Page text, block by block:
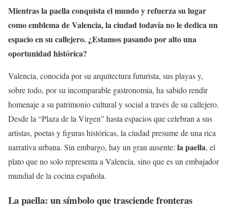
Mientras la paella conquista el mundo y refuerza su lugar
como emblema de Valencia, la ciudad todavía no le dedica un
espacio en su callejero. ¿Estamos pasando por alto una
oportunidad histórica?
Valencia, conocida por su arquitectura futurista, sus playas y,
sobre todo, por su incomparable gastronomía, ha sabido rendir
homenaje a su patrimonio cultural y social a través de su callejero.
Desde la “Plaza de la Virgen” hasta espacios que celebran a sus
artistas, poetas y figuras históricas, la ciudad presume de una rica
narrativa urbana. Sin embargo, hay un gran ausente: la paella, el
plato que no solo representa a Valencia, sino que es un embajador
mundial de la cocina española.
La paella: un símbolo que trasciende fronteras